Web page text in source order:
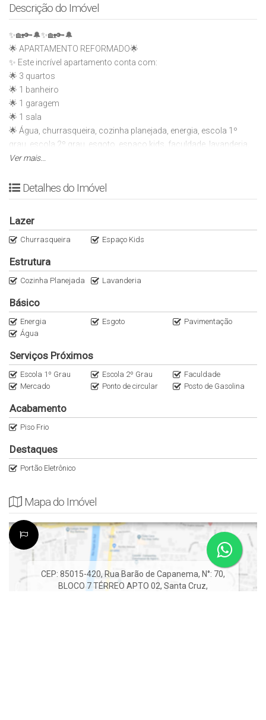
Descrição do Imóvel
✨🏡🔑🔔✨🏡🔑🔔
🌟 APARTAMENTO REFORMADO🌟
✨ Este incrível apartamento conta com:
🌟 3 quartos
🌟 1 banheiro
🌟 1 garagem
🌟 1 sala
🌟 Água, churrasqueira, cozinha planejada, energia, escola 1º
grau, escola 2º grau, esgoto, espaço kids, faculdade, lavanderia,
mercado, pavimentação, piso frio, ponto de circular, portão
✨ Venha conferir todos os detalhes e se encantar com este
imóvel incrível! 😍💫
Agende já a sua visita e garanta o seu novo lar! 📞🗝️✨
#ImóvelParaVenda #ApartamentoDeSonho #SantaCruz
Ver mais...
Detalhes do Imóvel
Lazer
Churrasqueira Espaço Kids
Estrutura
Cozinha Planejada Lavanderia
Básico
Energia Esgoto
Pavimentação
Água
Serviços Próximos
Escola 1º Grau Escola 2º Grau
Faculdade
Mercado
Ponto de circular Posto de Gasolina
Acabamento
Piso Frio
Destaques
Portão Eletrônico
Mapa do Imóvel
CEP: 85015-420, Rua Barão de Capanema, N°: 70,
BLOCO 7 TÉRREO APTO 02, Santa Cruz,